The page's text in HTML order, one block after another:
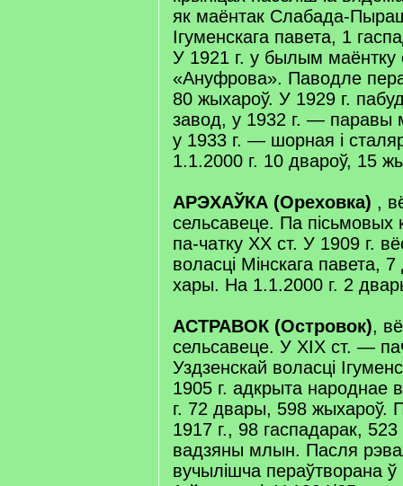
як маёнтак Слабада-
Ігуменскага павета, 1
У 1921 г. у былым маёнтку
«Ануфрова». Паводле
80 жыхароў. У 1929 г.
завод, у 1932 г. — паравы
у 1933 г. — шорная і
1.1.2000 г. 10 двароў, 15
АРЭХАЎКА (Ореховка) ,
сельсавеце. Па пісьмовых
па-чатку XX ст. У 1909 г.
воласці Мінскага павета,
хары. На 1.1.2000 г. 2
АСТРАВОК (Островок),
сельсавеце. У XIX ст. —
Уздзенскай воласці
1905 г. адкрыта народнае
г. 72 двары, 598 жыхароў.
1917 г., 98 гаспадарак,
вадзяны млын. Пасля
вучылішча пераўтворана